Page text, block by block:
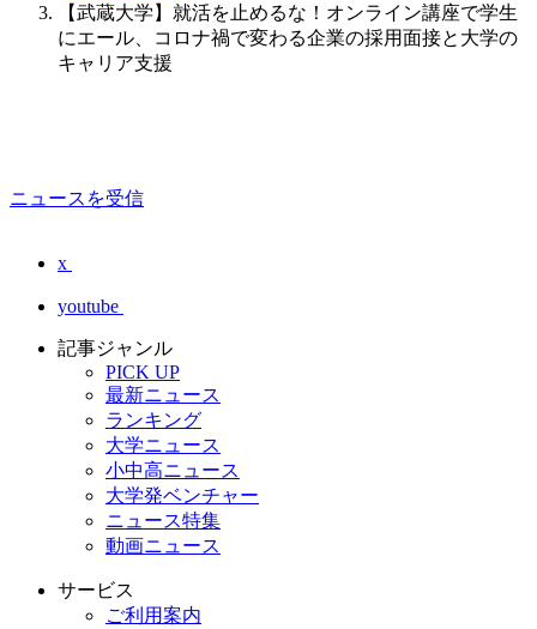
【武蔵大学】就活を止めるな！オンライン講座で学生
にエール、コロナ禍で変わる企業の採用面接と大学の
キャリア支援
ニュースを受信
x
youtube
記事ジャンル
PICK UP
最新ニュース
ランキング
大学ニュース
小中高ニュース
大学発ベンチャー
ニュース特集
動画ニュース
サービス
ご利用案内